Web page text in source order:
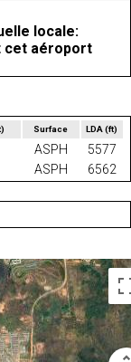
locale:
cet aéroport
Surface LDA(ft)
ASPH
5577
ASPH 6562